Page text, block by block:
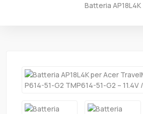
Batteria AP18L4K